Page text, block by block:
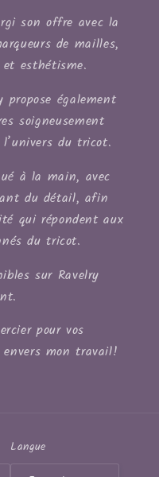
son offre avec la
de mailles,
esthétisme.
propose également
soigneusement
du tricot.
à la main, avec
du détail, afin
qui répondent aux
du tricot.
sur Ravelry
pour vos
mon travail!
Langue